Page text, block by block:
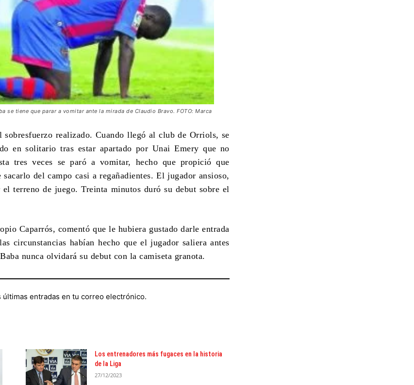
se tiene que parar a vomitar ante la mirada de Claudio Bravo. FOTO: Marca
sobresfuerzo realizado. Cuando llegó al club de Orriols, se
en solitario tras estar apartado por Unai Emery que no
tres veces se paró a vomitar, hecho que propició que
sacarlo del campo casi a regañadientes. El jugador ansioso,
el terreno de juego. Treinta minutos duró su debut sobre el
Caparrós, comentó que le hubiera gustado darle entrada
circunstancias habían hecho que el jugador saliera antes
nunca olvidará su debut con la camiseta granota.
entradas en tu correo electrónico.
Los entrenadores más fugaces en la historia
de la Liga
27/12/2023